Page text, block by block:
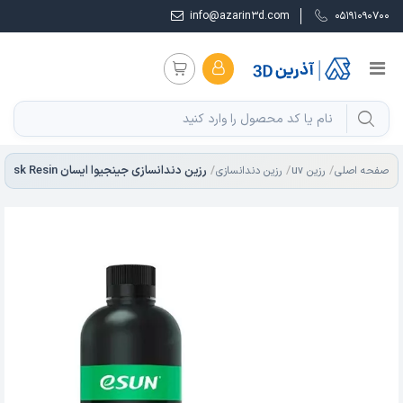
05191090700
info@azarin3d.com
صفحه اصلی رزین uv رزین دندانسازی